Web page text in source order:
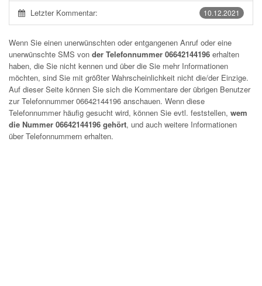
10.12.2021
Letzter Kommentar:
Wenn Sie einen unerwünschten oder entgangenen Anruf oder eine
unerwünschte SMS von der Telefonnummer 06642144196 erhalten
haben, die Sie nicht kennen und über die Sie mehr Informationen
möchten, sind Sie mit größter Wahrscheinlichkeit nicht die/der Einzige.
Auf dieser Seite können Sie sich die Kommentare der übrigen Benutzer
zur Telefonnummer06642144196 anschauen. Wenn diese
Telefonnummer häufig gesucht wird, können Sie evtl. feststellen, wem
die Nummer 06642144196 gehört, und auch weitere Informationen
über Telefonnummern erhalten.